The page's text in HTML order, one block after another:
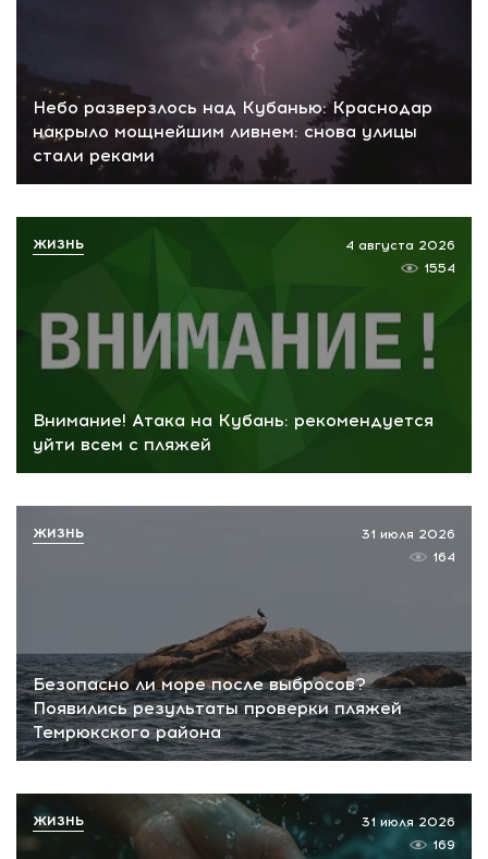
Небо разверзлось над Кубанью: Краснодар
накрыло мощнейшим ливнем: снова улицы
стали реками
Внимание! Атака на Кубань: рекомендуется
уйти всем с пляжей
4 августа 2026
1554
ЖИЗНЬ
Безопасно ли море после выбросов?
Появились результаты проверки пляжей
Темрюкского района
31 июля 2026
164
ЖИЗНЬ
31 июля 2026
169
ЖИЗНЬ